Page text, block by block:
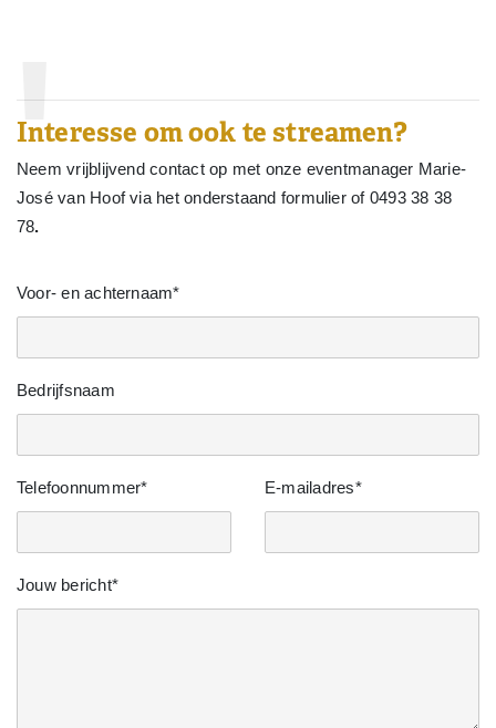
Interesse om ook te streamen?
Neem vrijblijvend contact op met onze eventmanager Marie-
José van Hoof via het onderstaand formulier of 0493 38 38
78.
Voor- en achternaam*
Bedrijfsnaam
Telefoonnummer* E-mailadres*
Jouw bericht*